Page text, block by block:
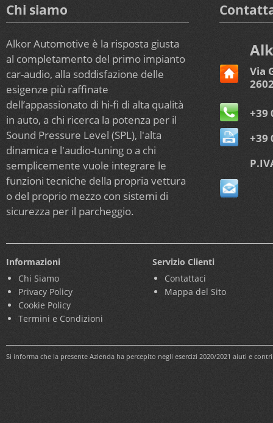
Chi siamo
Alkor Automotive è la risposta giusta
al completamento del primo impianto
car-audio, alla soddisfazione delle
esigenze più raffinate
dell’appassionato di hi-fi di alta qualità
in auto, a chi ricerca la potenza per il
Sound Pressure Level (SPL), l'alta
dinamica e l'audio-tuning o a chi
semplicemente vuole integrare le
funzioni tecniche della propria vettura
o del proprio mezzo con sistemi di
sicurezza per il parcheggio.
Via
+39
+39
Informazioni
Chi Siamo
Privacy Policy
Cookie Policy
Termini e Condizioni
Servizio Clienti
Contattaci
Mappa del Sito
Si informa che la presente Azienda ha percepito negli esercizi 2020/2021 aiuti e